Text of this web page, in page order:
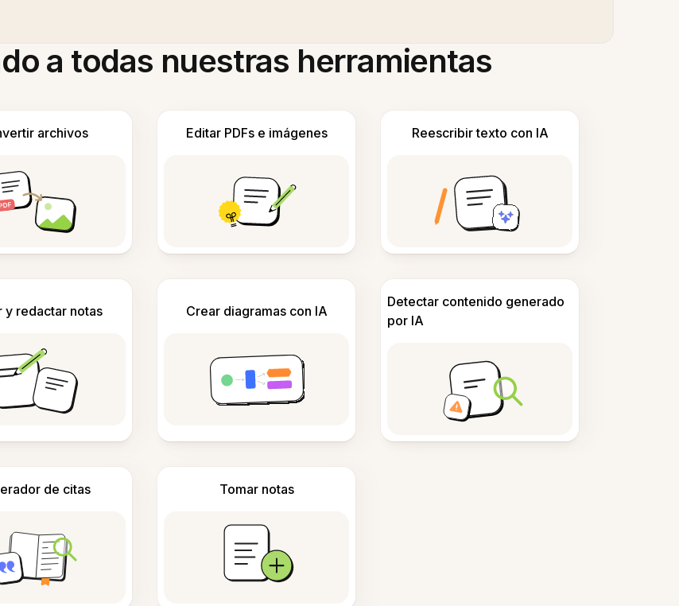
a todas nuestras herramientas
archivos Editar PDFs e imágenes Reescribir texto con IA
y redactar notas Crear diagramas con IA
Detectar contenido generado
por IA
de citas Tomar notas